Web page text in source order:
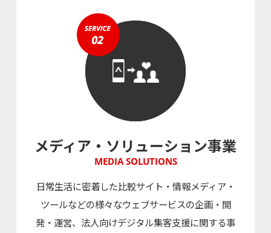
メディア・ソリューション事業
MEDIA SOLUTIONS
日常生活に密着した比較サイト・情報メディア・
ツールなどの様々なウェブサービスの企画・開
発・運営、法人向けデジタル集客支援に関する事